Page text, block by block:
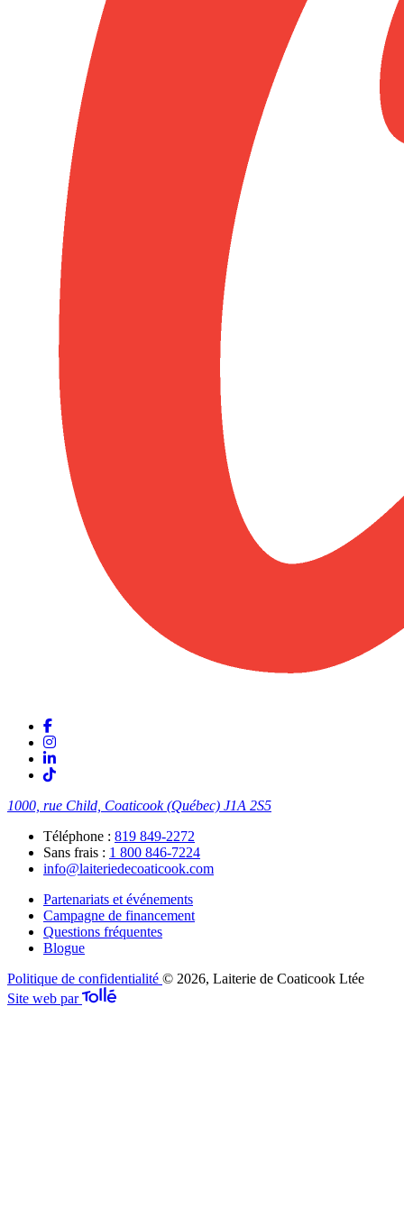
1000, rue Child, Coaticook (Québec) J1A 2S5
Téléphone : 819 849-2272
Sans frais : 1 800 846-7224
info@laiteriedecoaticook.com
Partenariats et événements
Campagne de financement
Questions fréquentes
Blogue
Politique de confidentialité © 2026, Laiterie de Coaticook Ltée
Site web par